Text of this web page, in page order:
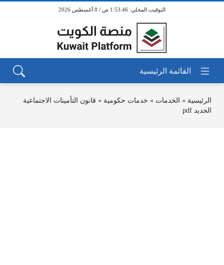
1:53:46 ص / 8 أغسطس 2026
الرئيسية » الخدمات » خدمات حكومية » قانون التأمينات الاجتماعية
الجديد pdf